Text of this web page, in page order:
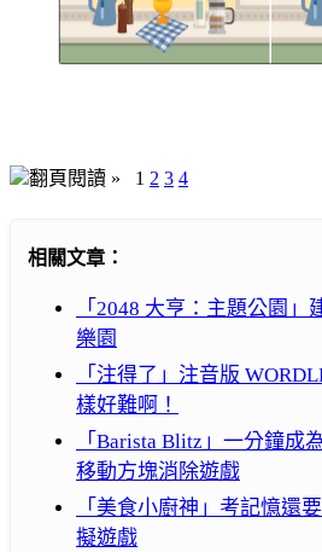
翻頁閱讀 » 1 2 3 4
相關文章：
「2048 大亨：主題公園
樂園
「注得了」注音版
樣好難啊！
「Barista Blitz」一分鐘成
移動方塊消除遊戲
「美食小廚神」考記憶還
擬遊戲